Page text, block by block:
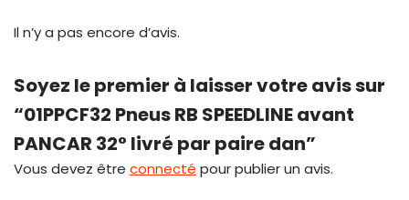
Il n’y a pas encore d’avis.
Soyez le premier à laisser votre avis sur
“01PPCF32 Pneus RB SPEEDLINE avant
PANCAR 32° livré par paire dan”
Vous devez être connecté pour publier un avis.